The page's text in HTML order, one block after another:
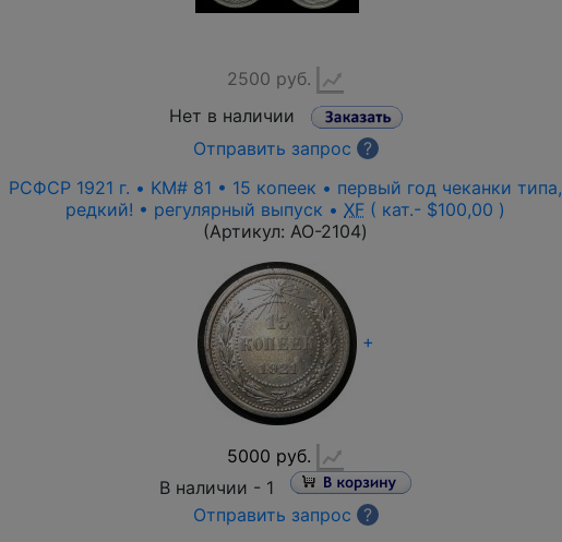
2500 руб.
Нет в наличии
Отправить запрос
?
РСФСР 1921 г. • KM# 81 • 15 копеек • первый год чеканки типа,
редкий! • регулярный выпуск • XF ( кат.- $100,00 )
(Артикул: AO-2104)
+
5000 руб.
В наличии - 1
Отправить запрос
?